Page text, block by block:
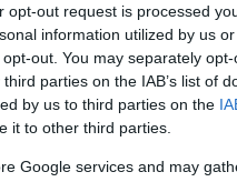
opt-out request is processed
information utilized by us
out. You may separately
parties on the IAB’s list of
by us to third parties on the
it to other third parties.
Google services and may
in Gallura
dei gelati, a